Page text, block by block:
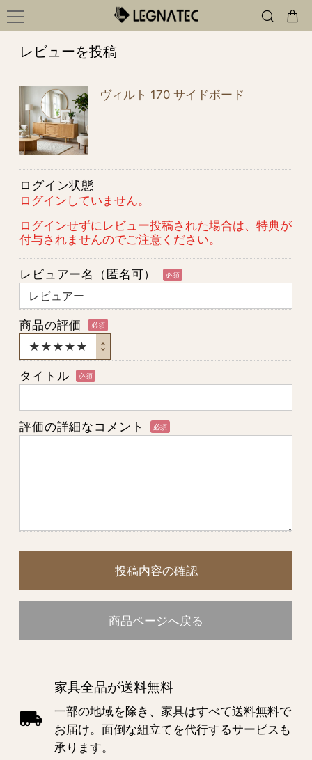
レビューを投稿
ヴィルト 170 サイドボード
ログイン状態
ログインしていません。
ログインせずにレビュー投稿された場合は、特典が
付与されませんのでご注意ください。
レビュアー名（匿名可） 必須
商品の評価 必須
タイトル 必須
評価の詳細なコメント 必須
投稿内容の確認
商品ページへ戻る
家具全品が送料無料
一部の地域を除き、家具はすべて送料無料で
お届け。面倒な組立てを代行するサービスも
承ります。